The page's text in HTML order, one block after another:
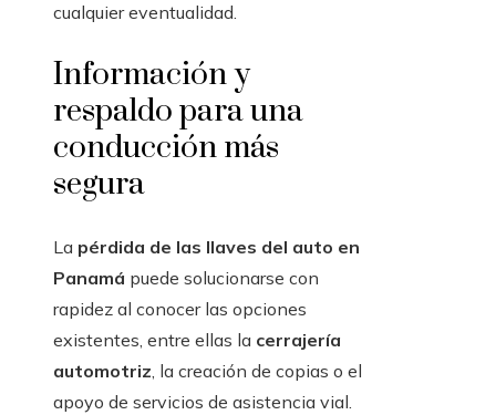
cualquier eventualidad.
Información y
respaldo para una
conducción más
segura
La pérdida de las llaves del auto en
Panamá puede solucionarse con
rapidez al conocer las opciones
existentes, entre ellas la cerrajería
automotriz, la creación de copias o el
apoyo de servicios de asistencia vial.